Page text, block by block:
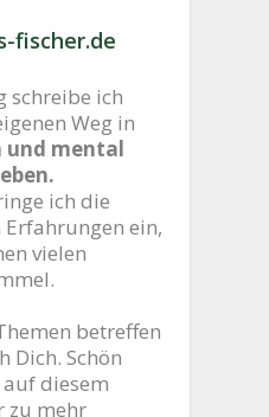
fischer.de
schreibe ich
Weg in
und mental
ich die
ein,
vielen
betreffen
Dich. Schön
diesem
zu mehr